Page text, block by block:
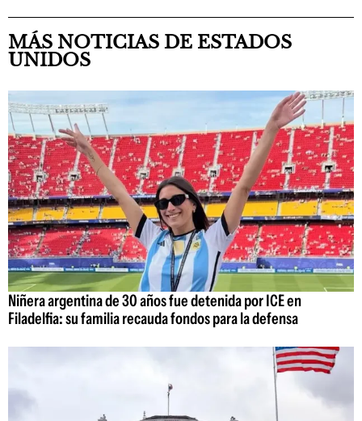
MÁS NOTICIAS DE ESTADOS
UNIDOS
Niñera argentina de 30 años fue detenida por ICE en
Filadelfia: su familia recauda fondos para la defensa